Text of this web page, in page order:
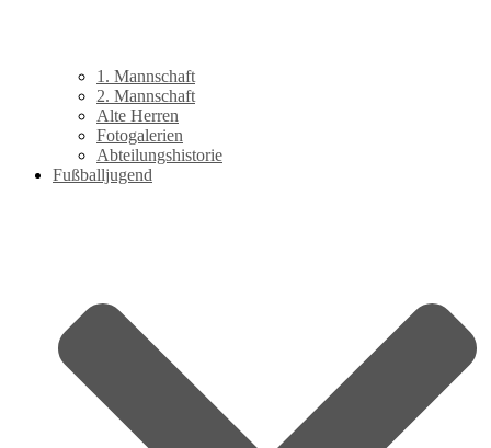
1. Mannschaft
2. Mannschaft
Alte Herren
Fotogalerien
Abteilungshistorie
Fußballjugend